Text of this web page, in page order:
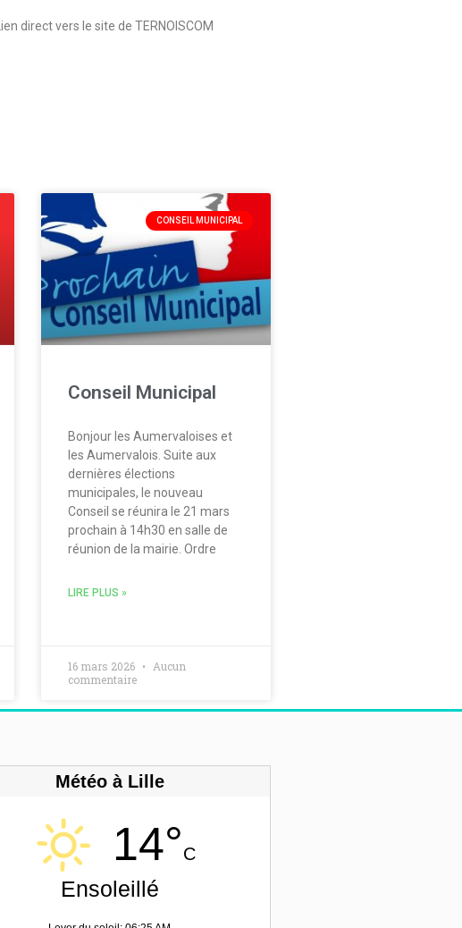
Lien direct vers le site de TERNOISCOM
CONSEIL MUNICIPAL
Conseil Municipal
Bonjour les Aumervaloises et
les Aumervalois. Suite aux
dernières élections
municipales, le nouveau
Conseil se réunira le 21 mars
prochain à 14h30 en salle de
réunion de la mairie. Ordre
LIRE PLUS »
16 mars 2026
Aucun
commentaire
Météo à Lille
14°C
Ensoleillé